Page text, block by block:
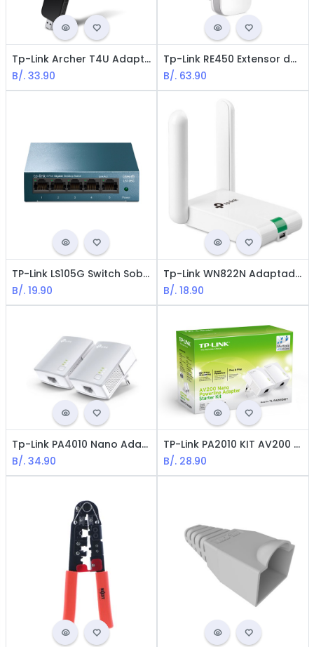
Tp-Link Archer T4U Adaptador USB Inalámbrico de Doble Banda / AC1300 / Black
B/. 33.90
Tp-Link RE450 Extensor de Cobertura Wi-Fi / AC1750
B/. 63.90
TP-Link LS105G Switch Sobremesa 5 Puertos / Negro
B/. 19.90
Tp-Link WN822N Adaptador Inalámbrico de Alta Sensibilidad / USB / Black
B/. 18.90
Tp-Link PA4010 Nano Adaptador Powerline AV500 / Blanco
B/. 34.90
TP-Link PA2010 KIT AV200 Nano Adaptador Powerline
B/. 28.90